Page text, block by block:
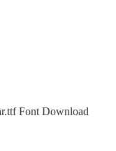
Font Download